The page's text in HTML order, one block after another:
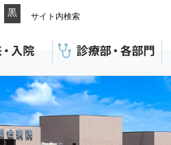
黒 サイト内検索
内
内
健診センター】
ーカードを
者さまへ
のご案内 診療部
医療技術部
看護部
地域医療支援部